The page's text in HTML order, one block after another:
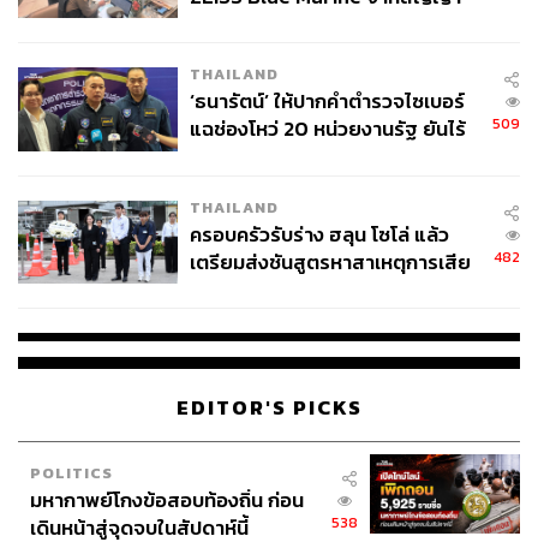
TAGS: เชียงใหม่ ดอยคำ ดอยสุเทพ ชาวลัวะ
จ่ายหนี้-แอบระบุแบรนด์
THAILAND
‘ธนารัตน์’ ให้ปากคำตำรวจไซเบอร์
แฉช่องโหว่ 20 หน่วยงานรัฐ ยันไร้
509
THAILAND
ครอบครัวรับร่าง ฮลุน โซโล่ แล้ว
เตรียมส่งชันสูตรหาสาเหตุการเสีย
482
EDITOR'S PICKS
POLITICS
มหากาพย์โกงข้อสอบท้องถิ่น ก่อน
เดินหน้าสู่จุดจบในสัปดาห์นี้
538